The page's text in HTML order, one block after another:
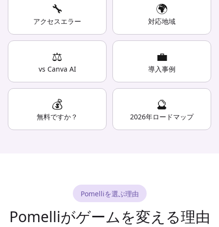
🔧
アクセスエラー
🌍
対応地域
⚖️
vs Canva AI
💼
導入事例
💰
無料ですか？
🔮
2026年ロードマップ
Pomelliを選ぶ理由
Pomelliがゲームを変える理由